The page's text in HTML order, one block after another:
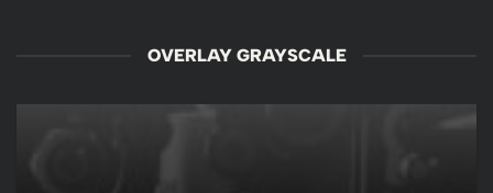
OVERLAY GRAYSCALE